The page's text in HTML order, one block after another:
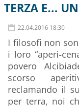
TERZA E...
22.04.2016 18:30
I filosofi non
i loro “aperi-
povero
scorso
reclamando il
per terra, noi